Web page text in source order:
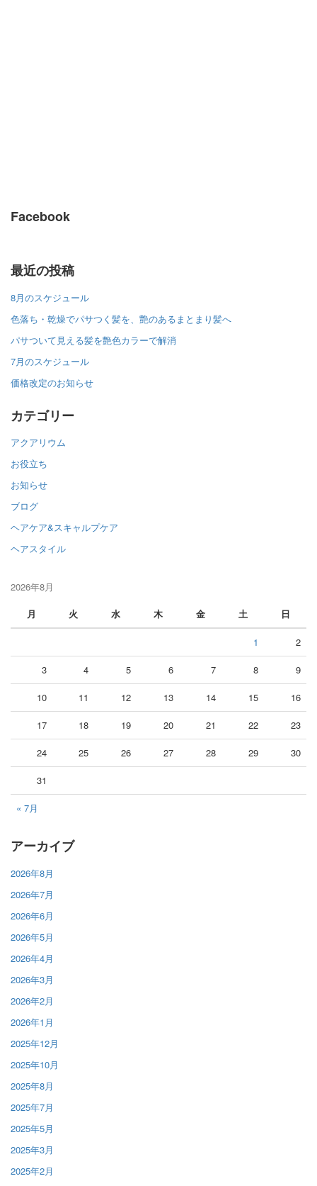
Facebook
最近の投稿
8月のスケジュール
色落ち・乾燥でパサつく髪を、艶のあるまとまり髪へ
パサついて見える髪を艶色カラーで解消
7月のスケジュール
価格改定のお知らせ
カテゴリー
アクアリウム
お役立ち
お知らせ
ブログ
ヘアケア&スキャルプケア
ヘアスタイル
2026年8月
月
火 水 木 金 土 日
« 7月
1 2
3 4 5 6 7 8 9
10 11 12 13 14 15 16
17 18 19 20 21 22 23
24 25 26 27 28 29 30
31
アーカイブ
2026年8月
2026年7月
2026年6月
2026年5月
2026年4月
2026年3月
2026年2月
2026年1月
2025年12月
2025年10月
2025年8月
2025年7月
2025年5月
2025年3月
2025年2月